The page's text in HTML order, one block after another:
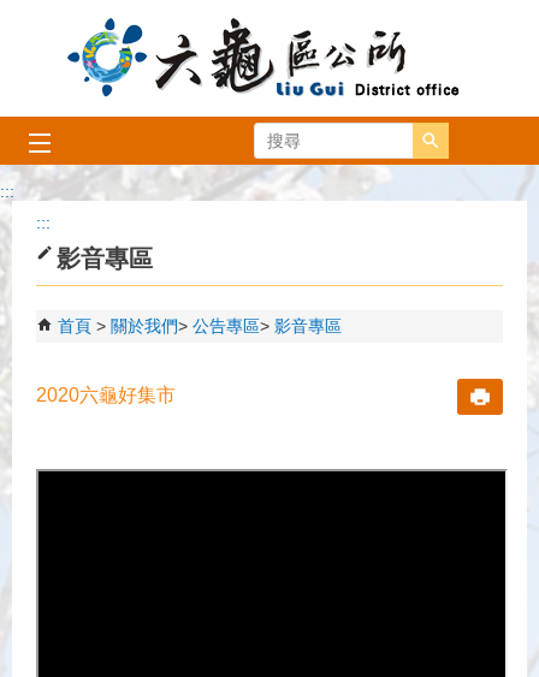
跳到主要內容區塊
搜尋
:::
:::
影音專區
首頁 關於我們 公告專區 影音專區
2020六龜好集市